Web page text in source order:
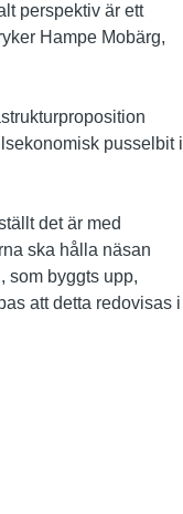
perspektiv är ett
Hampe Mobärg,
pusselbit i
det är med
ska hålla näsan
som byggts upp,
att detta redovisas i